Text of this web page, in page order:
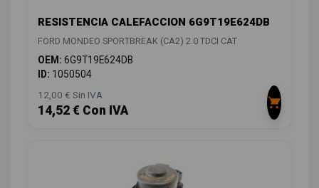
RESISTENCIA CALEFACCION 6G9T19E624DB
FORD MONDEO SPORTBREAK (CA2) 2.0 TDCI CAT
OEM: 6G9T19E624DB
ID: 1050504
12,00 € Sin IVA
14,52 € Con IVA